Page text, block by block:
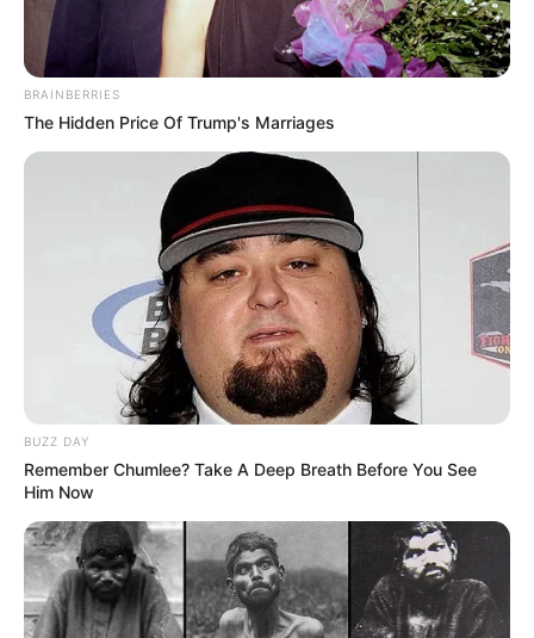
BRAINBERRIES
The Hidden Price Of Trump's Marriages
BUZZ DAY
Remember Chumlee? Take A Deep Breath Before You See
Him Now